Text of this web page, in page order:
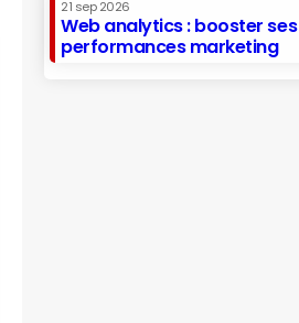
21 sep 2026
Web analytics : booster ses
performances marketing